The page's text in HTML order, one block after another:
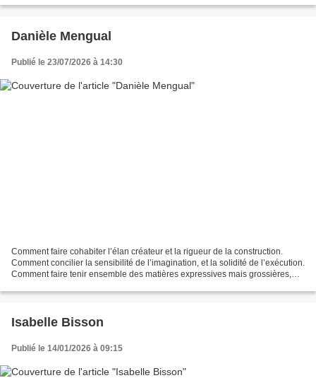
Danièle Mengual
Publié le 23/07/2026 à 14:30
Comment faire cohabiter l’élan créateur et la rigueur de la construction.
Comment concilier la sensibilité de l’imagination, et la solidité de l’exécution.
Comment faire tenir ensemble des matières expressives mais grossières,
Isabelle Bisson
Publié le 14/01/2026 à 09:15